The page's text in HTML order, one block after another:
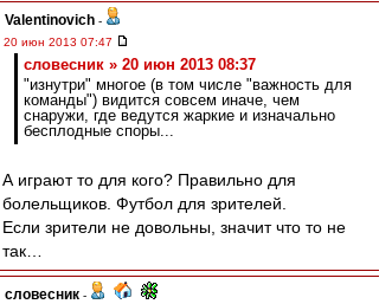
Valentinovich -
20 июн 2013 07:47
словесник » 20 июн 2013 08:37
"изнутри" многое (в том числе "важность для
команды") видится совсем иначе, чем
снаружи, где ведутся жаркие и изначально
бесплодные споры...
А играют то для кого? Правильно для
болельщиков. Футбол для зрителей.
Если зрители не довольны, значит что то не
так…
словесник -